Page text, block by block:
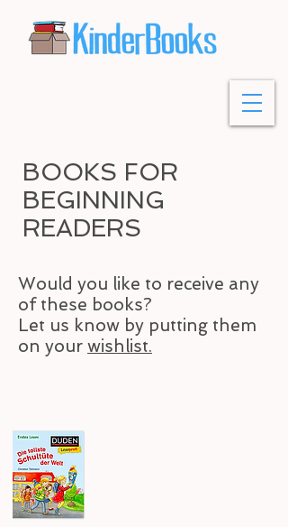
BOOKS FOR
BEGINNING
READERS
Would you like to receive any
of these books?
Let us know by putting them
on your wishlist.